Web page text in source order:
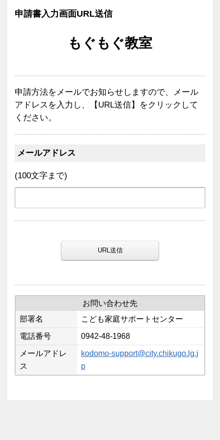
申請書入力画面URL送信
もぐもぐ教室
申請方法をメールでお知らせしますので、メール
アドレスを入力し、【URL送信】をクリックして
ください。
メールアドレス
(100文字まで)
URL送信
お問い合わせ先
部署名
こども家庭サポートセンター
電話番号 0942-48-1968
メールアドレ
ス
kodomo-support@city.chikugo.lg.j
p